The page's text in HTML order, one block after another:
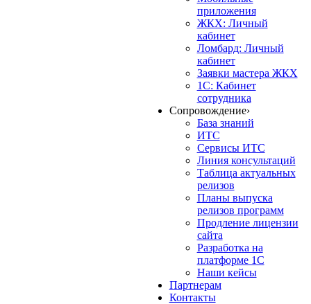
приложения
ЖКХ: Личный
кабинет
Ломбард: Личный
кабинет
Заявки мастера ЖКХ
1С: Кабинет
сотрудника
Сопровождение›
База знаний
ИТС
Сервисы ИТС
Линия консультаций
Таблица актуальных
релизов
Планы выпуска
релизов программ
Продление лицензии
сайта
Разработка на
платформе 1С
Наши кейсы
Партнерам
Контакты